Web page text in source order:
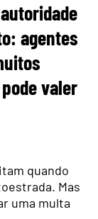
agentes
valer
quando
Mas
uma multa